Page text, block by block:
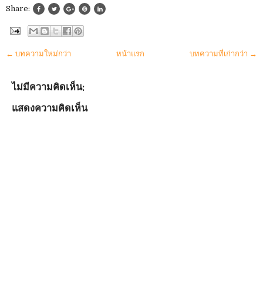
Share:
← บทความใหม่กว่า บทความที่เก่ากว่า →
หน้าแรก
ไม่มีความคิดเห็น:
แสดงความคิดเห็น